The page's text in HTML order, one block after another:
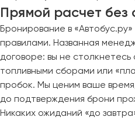
Прямой расчет без
Бронирование в
правилами. Названная
договоре: вы не
топливными сборами или
пробок. Мы ценим ваше
до подтверждения брони
Никаких ожиданий «до